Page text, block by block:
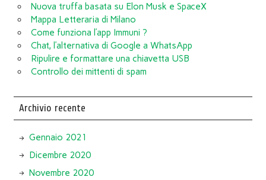
Nuova truffa basata su Elon Musk e SpaceX
Mappa Letteraria di Milano
Come funziona l’app Immuni ?
Chat, l’alternativa di Google a WhatsApp
Ripulire e formattare una chiavetta USB
Controllo dei mittenti di spam
Archivio recente
Gennaio 2021
Dicembre 2020
Novembre 2020